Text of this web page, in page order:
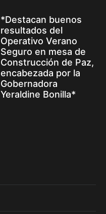
*Destacan buenos
resultados del
Operativo Verano
Seguro en mesa de
Construcción de Paz,
encabezada por la
Gobernadora
Yeraldine Bonilla*